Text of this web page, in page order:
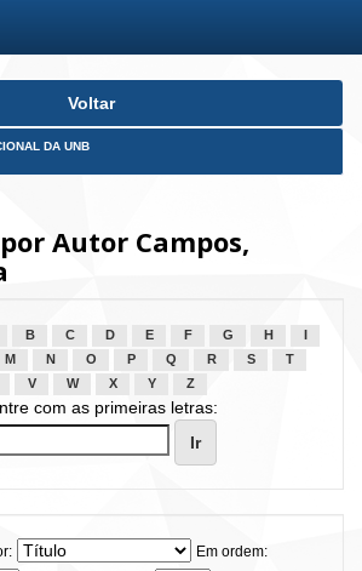
Voltar
DA UNB
Autor Campos,
B C D E F G H
M N O P Q R S
T
V W X Y Z
com as primeiras letras:
Em ordem: